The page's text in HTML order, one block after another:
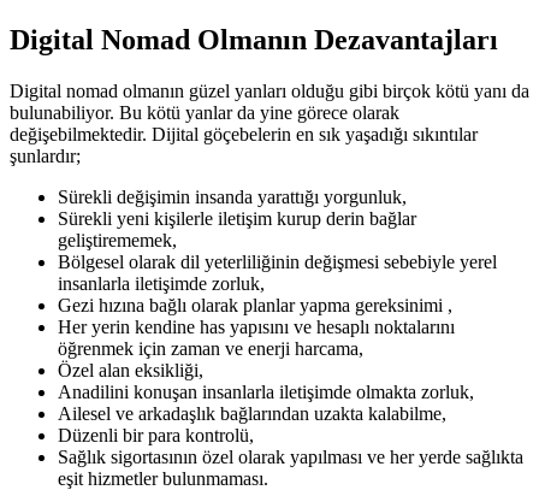
Digital Nomad Olmanın Dezavantajları
Digital nomad olmanın güzel yanları olduğu gibi birçok kötü yanı da
bulunabiliyor. Bu kötü yanlar da yine görece olarak
değişebilmektedir. Dijital göçebelerin en sık yaşadığı sıkıntılar
şunlardır;
Sürekli değişimin insanda yarattığı yorgunluk,
Sürekli yeni kişilerle iletişim kurup derin bağlar
geliştirememek,
Bölgesel olarak dil yeterliliğinin değişmesi sebebiyle yerel
insanlarla iletişimde zorluk,
Gezi hızına bağlı olarak planlar yapma gereksinimi ,
Her yerin kendine has yapısını ve hesaplı noktalarını
öğrenmek için zaman ve enerji harcama,
Özel alan eksikliği,
Anadilini konuşan insanlarla iletişimde olmakta zorluk,
Ailesel ve arkadaşlık bağlarından uzakta kalabilme,
Düzenli bir para kontrolü,
Sağlık sigortasının özel olarak yapılması ve her yerde sağlıkta
eşit hizmetler bulunmaması.